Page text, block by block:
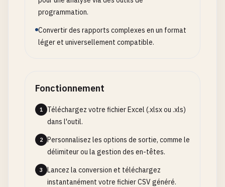
programmation.
Convertir des rapports complexes en un format
léger et universellement compatible.
Fonctionnement
1
Téléchargez votre fichier Excel (.xlsx ou .xls)
dans l'outil.
2
Personnalisez les options de sortie, comme le
délimiteur ou la gestion des en-têtes.
3
Lancez la conversion et téléchargez
instantanément votre fichier CSV généré.